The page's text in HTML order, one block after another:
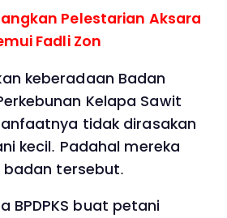
Pelestarian Aksara
Fadli Zon
keberadaan Badan
Kelapa Sawit
tidak dirasakan
kecil. Padahal mereka
tersebut.
BPDPKS buat petani